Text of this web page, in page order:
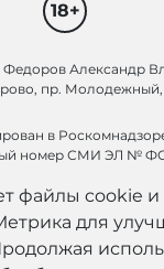
18+
Александр
пр. Молодежный,
в
номер СМИ ЭЛ № ФС
файлы cookie
для